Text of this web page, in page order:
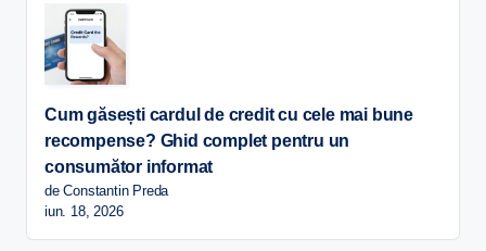
Cum găsești cardul de credit cu cele mai bune
recompense? Ghid complet pentru un
consumător informat
de Constantin Preda
iun. 18, 2026